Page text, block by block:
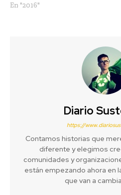
En "2016"
Diario
https://
Contamos historias que
diferente y elegimos
comunidades y
están empezando ahora en
que van a